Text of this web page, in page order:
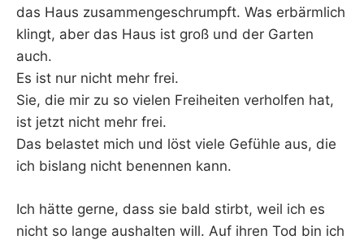
das Haus zusammengeschrumpft. Was erbärmlich
klingt, aber das Haus ist groß und der Garten
auch.
Es ist nur nicht mehr frei.
Sie, die mir zu so vielen Freiheiten verholfen hat,
ist jetzt nicht mehr frei.
Das belastet mich und löst viele Gefühle aus, die
ich bislang nicht benennen kann.
Ich hätte gerne, dass sie bald stirbt, weil ich es
nicht so lange aushalten will. Auf ihren Tod bin ich